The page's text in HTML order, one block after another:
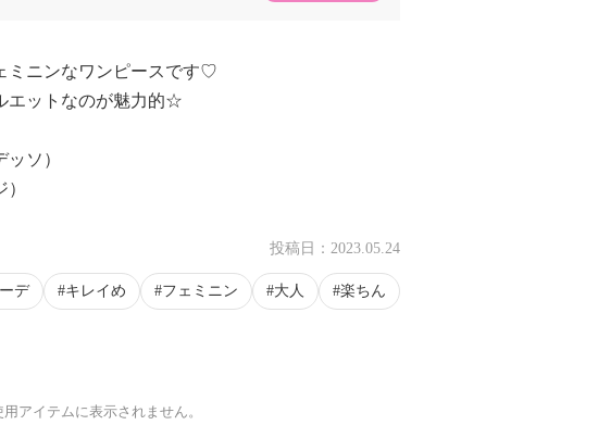
ミニンなワンピースです♡
エットなのが魅力的☆
ソ）
投稿日： 2023.05.24
デ キレイめ フェミニン 大人 楽ちん
アイテムに表示されません。